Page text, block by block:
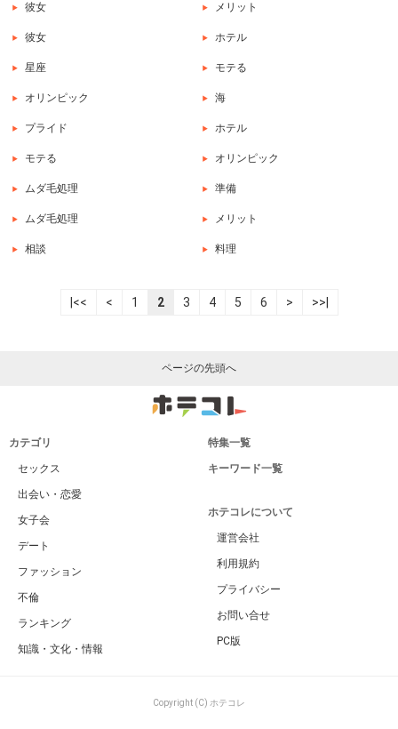
彼女 メリット
彼女 ホテル
星座 モテる
オリンピック 海
プライド ホテル
モテる オリンピック
ムダ毛処理 準備
ムダ毛処理 メリット
相談 料理
|<< < 1 2 3 4 5 6 > >>|
ページの先頭へ
カテゴリ
セックス
出会い・恋愛
女子会
デート
ファッション
不倫
ランキング
知識・文化・情報
特集一覧
キーワード一覧
ホテコレについて
運営会社
利用規約
プライバシー
お問い合せ
PC版
Copyright (C) ホテコレ